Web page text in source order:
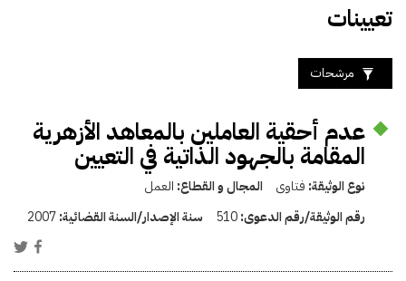
تعيينات
مرشحات
عدم أحقية العاملين بالمعاهد الأزهرية
المقامة بالجهود الذاتية في التعيين
نوع الوثيقة: فتاوى المجال و القطاع: العمل
رقم الوثيقة/رقم الدعوى:510 سنة الإصدار/السنة القضائية:2007